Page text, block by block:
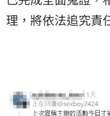
理，將依法追究責